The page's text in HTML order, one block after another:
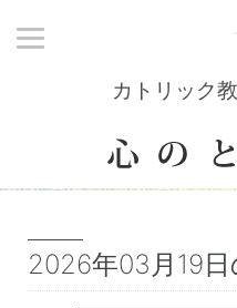
カトリック
2026年03月19